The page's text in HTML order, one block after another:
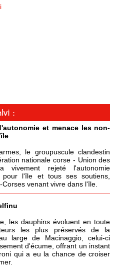
:
et menace les non-
le groupuscule clandestin
nationale corse - Union des
vivement rejeté l'autonomie
pour l'île et tous ses soutiens,
venant vivre dans l'île.
les dauphins évoluent en toute
les plus préservés de la
large de Macinaggio, celui-ci
d'écume, offrant un instant
qui a eu la chance de croiser